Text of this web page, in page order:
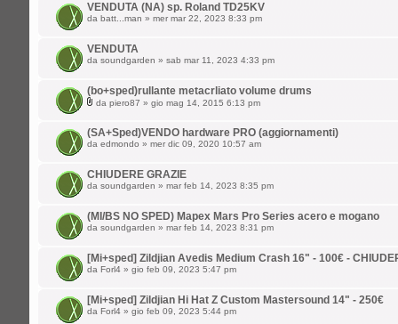
VENDUTA (NA) sp. Roland TD25KV
da batt...man » mer mar 22, 2023 8:33 pm
VENDUTA
da soundgarden » sab mar 11, 2023 4:33 pm
(bo+sped)rullante metacrliato volume drums
da piero87 » gio mag 14, 2015 6:13 pm
(SA+Sped)VENDO hardware PRO (aggiornamenti)
da edmondo » mer dic 09, 2020 10:57 am
CHIUDERE GRAZIE
da soundgarden » mar feb 14, 2023 8:35 pm
(MI/BS NO SPED) Mapex Mars Pro Series acero e mogano
da soundgarden » mar feb 14, 2023 8:31 pm
[Mi+sped] Zildjian Avedis Medium Crash 16" - 100€ -
da Forl4 » gio feb 09, 2023 5:47 pm
[Mi+sped] Zildjian Hi Hat Z Custom Mastersound 14" - 250€
da Forl4 » gio feb 09, 2023 5:44 pm